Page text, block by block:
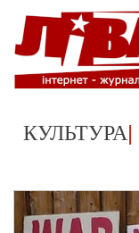
КУЛЬТУРА|